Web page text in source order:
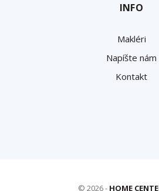
INFO
Makléri
Napíšte nám
Kontakt
© 2026 - HOME